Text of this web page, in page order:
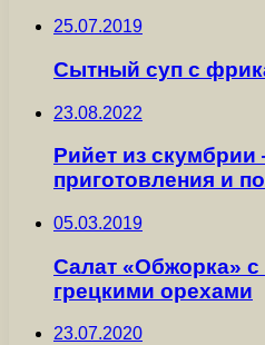
25.07.2019
Сытный суп с
23.08.2022
Рийет из
приготовления и
05.03.2019
Салат «Обжорка» с
грецкими орехами
23.07.2020